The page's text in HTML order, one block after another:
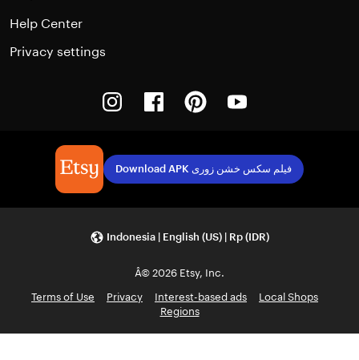
Help Center
Privacy settings
InstagramFacebookPinterest
Download APK فیلم سکس خشن زوری
Indonesia | English (US) | Rp (IDR)
Â© 2026 Etsy, Inc.
Terms of Use
Privacy Interest-based ads
Local Shops
Regions